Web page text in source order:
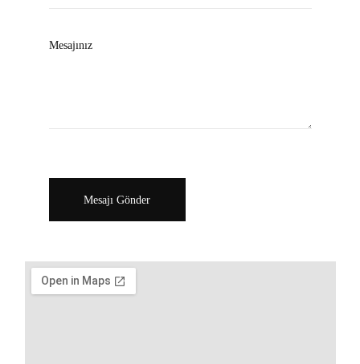
Mesajınız
Mesajı Gönder